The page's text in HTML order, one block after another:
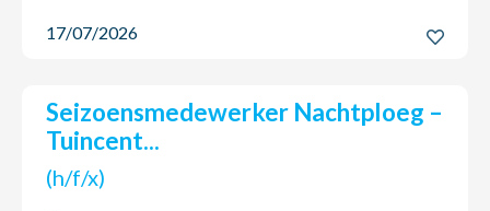
17/07/2026
Seizoensmedewerker Nachtploeg –
Tuincent...
(h/f/x)